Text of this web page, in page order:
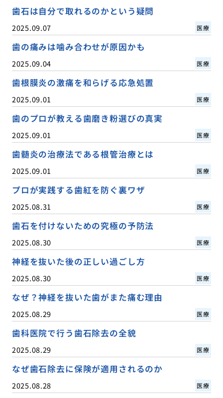
歯石は自分で取れるのかという疑問
2025.09.07 医療
歯の痛みは噛み合わせが原因かも
2025.09.04 医療
歯根膜炎の激痛を和らげる応急処置
2025.09.01 医療
歯のプロが教える歯磨き粉選びの真実
2025.09.01 医療
歯髄炎の治療法である根管治療とは
2025.09.01 医療
プロが実践する歯紅を防ぐ裏ワザ
2025.08.31 医療
歯石を付けないための究極の予防法
2025.08.30 医療
神経を抜いた後の正しい過ごし方
2025.08.30 医療
なぜ？神経を抜いた歯がまた痛む理由
2025.08.29 医療
歯科医院で行う歯石除去の全貌
2025.08.29 医療
なぜ歯石除去に保険が適用されるのか
2025.08.28 医療